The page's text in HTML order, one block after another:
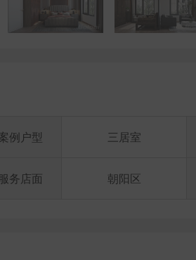
例户型
务店面
三居室
朝阳区